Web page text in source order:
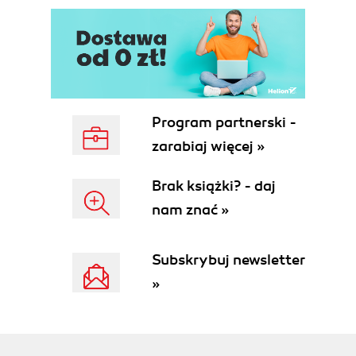
Koprocesor 80287 (62)
Koprocesor 80387 (62)
Koprocesor i487SX (63)
Rozszerzenia (63)
SSE (76)
SSE2 (80)
Hyper-Threading (HT) (84)
Przetwarzanie 64-bitowe (89)
Przyszłość przetwarzania 64-bitowego (94)
Rozdział 2. Architektury komputerów PC (97)
Program partnerski -
zarabiaj więcej »
Brak książki? - daj
nam znać »
Subskrybuj newsletter
»